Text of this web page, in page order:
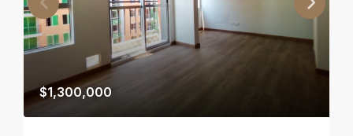
$1,300,000